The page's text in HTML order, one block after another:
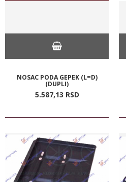
NOSAC PODA GEPEK (L=D)
(DUPLI)
5.587,13 RSD